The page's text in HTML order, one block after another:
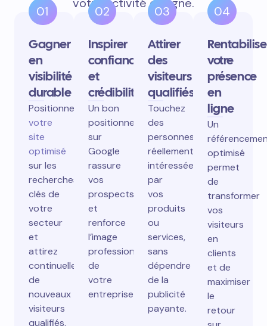
01
Gagner
en
visibilité
durable
Positionnez
votre
site
optimisé
sur les
recherches
clés de
votre
secteur
et
attirez
continuellement
de
nouveaux
visiteurs
qualifiés.
02
Inspirer
confiance
et
crédibilité
Un bon
positionnement
sur
Google
rassure
vos
prospects
et
renforce
l’image
professionnelle
de
votre
entreprise.
03
Attirer
des
visiteurs
qualifiés
Touchez
des
personnes
réellement
intéressées
par
vos
produits
ou
services,
sans
dépendre
de la
publicité
payante.
04
votre
présence
en
ligne
Un
optimisé
permet
de
transformer
vos
visiteurs
en
clients
et de
maximiser
le
retour